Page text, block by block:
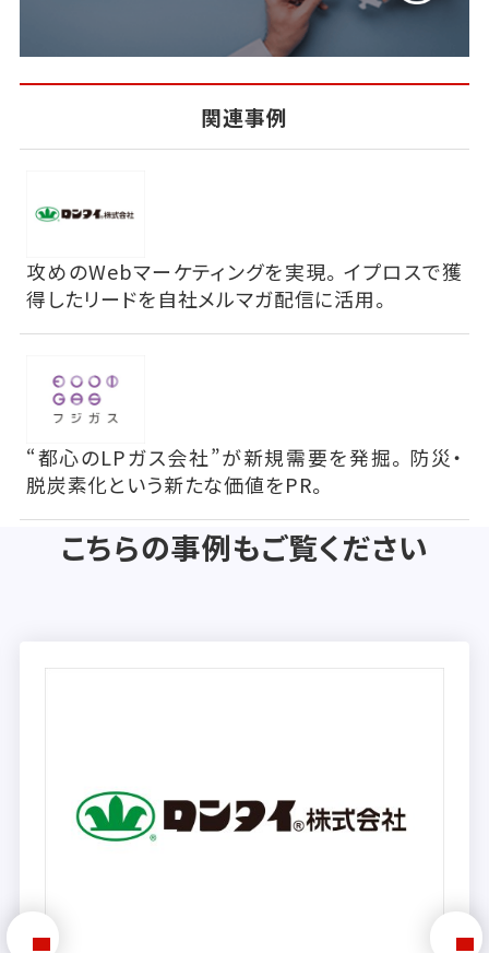
関連事例
攻めのWebマーケティングを実現。イプロスで獲
得したリードを自社メルマガ配信に活用。
“都心のLPガス会社”が新規需要を発掘。防災・
脱炭素化という新たな価値をPR。
こちらの事例もご覧ください